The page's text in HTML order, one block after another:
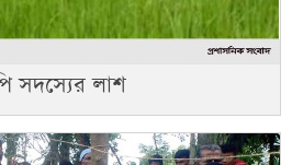
সদস্যের লাশ